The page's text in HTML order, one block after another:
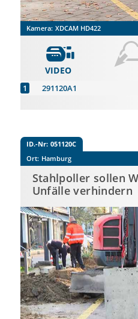
Kamera: XDCAM HD422
VIDEO
291120A1
ID.-Nr: 051120C
Ort: Hamburg
Stahlpoller sollen
Unfälle verhindern